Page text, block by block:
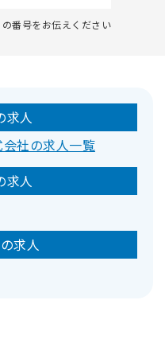
番号をお伝えください
求人
社の求人一覧
求人
求人